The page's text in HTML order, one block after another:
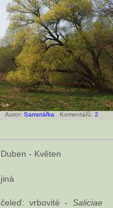
Autor: Samotářka Komentářů: 2
Duben - Květen
jiná
čeleď: vrbovité - Saliciae